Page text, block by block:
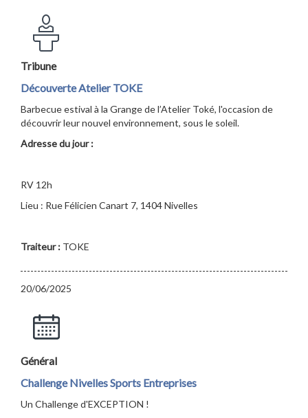
Tribune
Découverte Atelier TOKE
Barbecue estival à la Grange de l’Atelier Toké, l'occasion de
découvrir leur nouvel environnement, sous le soleil.
Adresse du jour :
RV 12h
Lieu : Rue Félicien Canart 7, 1404 Nivelles
Traiteur : TOKE
20/06/2025
Général
Challenge Nivelles Sports Entreprises
Un Challenge d'EXCEPTION !